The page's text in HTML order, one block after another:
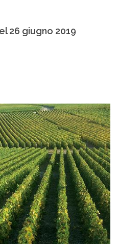
26 giugno 2019